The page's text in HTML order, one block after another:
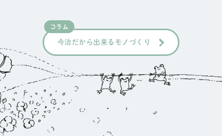
コラム
今治だから出来るモノづくり